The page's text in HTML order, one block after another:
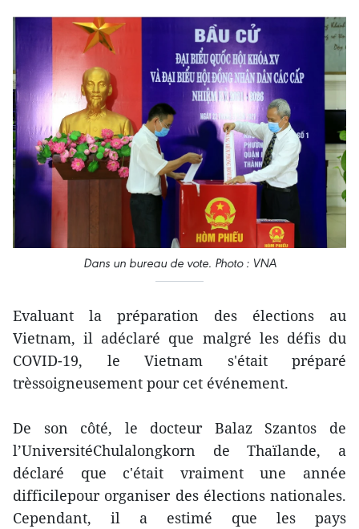
Dans un bureau de vote. Photo : VNA
Evaluant la préparation des élections au
Vietnam, il adéclaré que malgré les défis du
COVID-19, le Vietnam s'était préparé
trèssoigneusement pour cet événement.
De son côté, le docteur Balaz Szantos de
l’UniversitéChulalongkorn de Thaïlande, a
déclaré que c'était vraiment une année
difficilepour organiser des élections nationales.
Cependant, il a estimé que les pays